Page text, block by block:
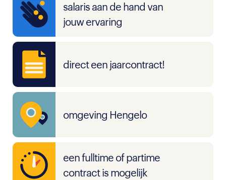
salaris aan de hand van
jouw ervaring
direct een jaarcontract!
omgeving Hengelo
een fulltime of partime
contract is mogelijk